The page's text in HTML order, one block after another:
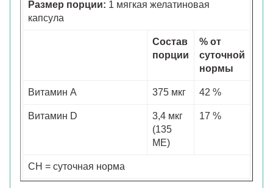
Размер порции: 1 мягкая желатиновая
капсула
Состав
порции
% от
суточной
нормы
Витамин A 375 мкг 42 %
Витамин D
3,4 мкг
(135
МЕ)
17 %
СН = суточная норма